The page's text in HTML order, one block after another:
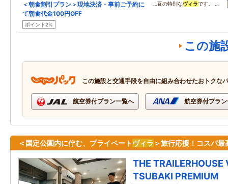
＜朝食割引プラン＞現地決済・事前ご予約に
て朝食代金100円OFF
ポイント2%
…瓦の特別なヴィラです。 …
この施
この施設と交通手段を自由に組み合わせたおトクな
航空券付プラン一覧へ 航空券付プラ
＜国定公園内に佇む、プライベートヴィラ ＞旅行応援！コスパ最
THE TRAILERHOUSE
TSUBAKI PREMIUM